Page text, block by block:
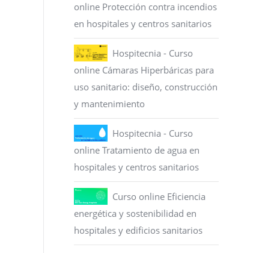
online Protección contra incendios
en hospitales y centros sanitarios
Hospitecnia - Curso
online Cámaras Hiperbáricas para
uso sanitario: diseño, construcción
y mantenimiento
Hospitecnia - Curso
online Tratamiento de agua en
hospitales y centros sanitarios
Curso online Eficiencia
energética y sostenibilidad en
hospitales y edificios sanitarios